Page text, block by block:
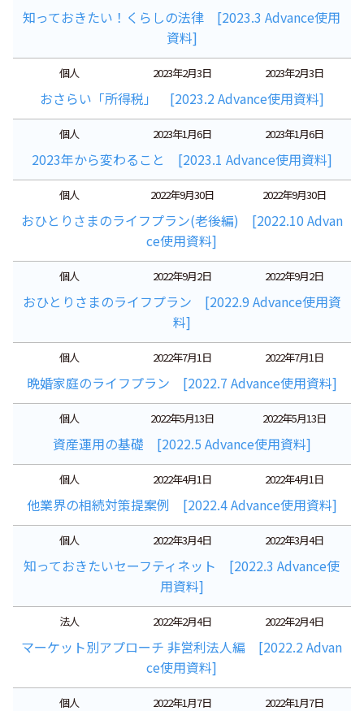
知っておきたい！くらしの法律 [2023.3 Advance使用
資料]
個人 2023年2月3日 2023年2月3日
おさらい「所得税」 [2023.2 Advance使用資料]
個人 2023年1月6日 2023年1月6日
2023年から変わること [2023.1 Advance使用資料]
個人 2022年9月30日 2022年9月30日
おひとりさまのライフプラン(老後編) [2022.10 Advan
ce使用資料]
個人 2022年9月2日 2022年9月2日
おひとりさまのライフプラン [2022.9 Advance使用資
料]
個人 2022年7月1日 2022年7月1日
晩婚家庭のライフプラン [2022.7 Advance使用資料]
個人 2022年5月13日 2022年5月13日
資産運用の基礎 [2022.5 Advance使用資料]
個人 2022年4月1日 2022年4月1日
他業界の相続対策提案例 [2022.4 Advance使用資料]
個人 2022年3月4日 2022年3月4日
知っておきたいセーフティネット [2022.3 Advance使
用資料]
法人 2022年2月4日 2022年2月4日
マーケット別アプローチ 非営利法人編 [2022.2 Advan
ce使用資料]
個人 2022年1月7日 2022年1月7日